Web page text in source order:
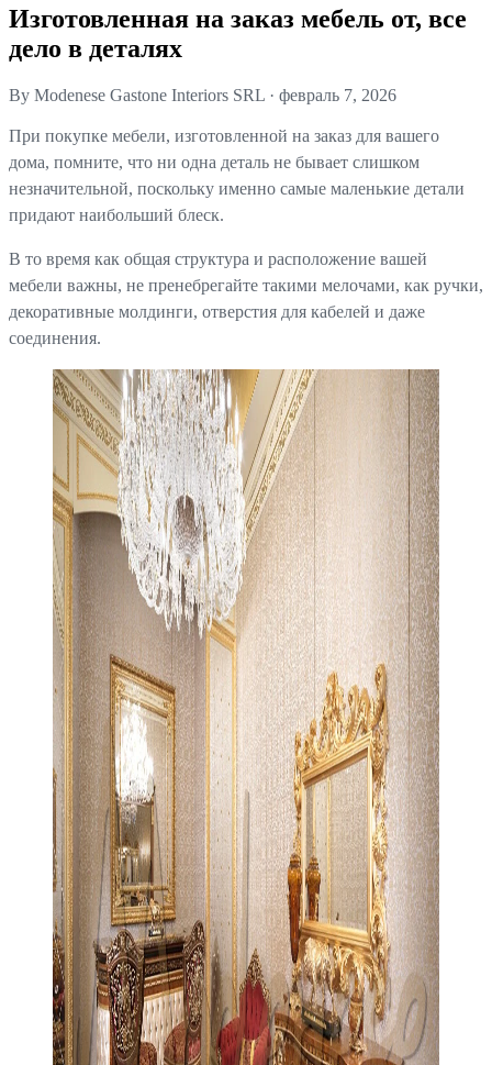
Изготовленная на заказ мебель от, все
дело в деталях
By Modenese Gastone Interiors SRL · февраль 7, 2026
При покупке мебели, изготовленной на заказ для вашего
дома, помните, что ни одна деталь не бывает слишком
незначительной, поскольку именно самые маленькие детали
придают наибольший блеск.
В то время как общая структура и расположение вашей
мебели важны, не пренебрегайте такими мелочами, как ручки,
декоративные молдинги, отверстия для кабелей и даже
соединения.